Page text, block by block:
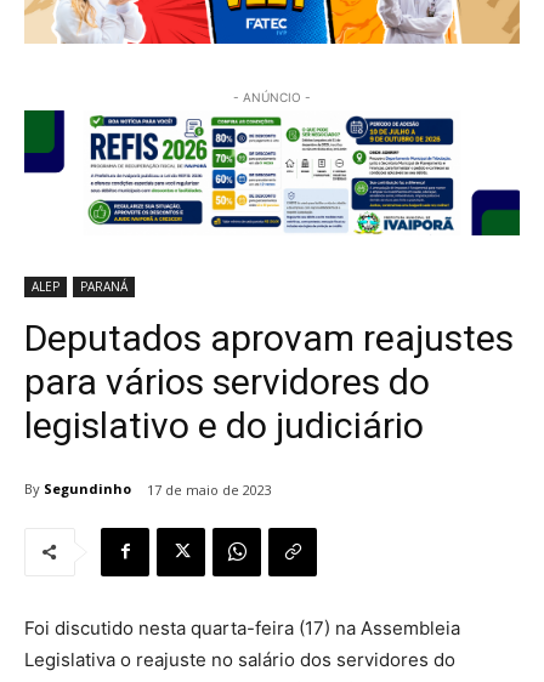
- ANÚNCIO -
ALEP PARANÁ
Deputados aprovam reajustes
para vários servidores do
legislativo e do judiciário
By Segundinho 17 de maio de 2023
Foi discutido nesta quarta-feira (17) na Assembleia
Legislativa o reajuste no salário dos servidores do